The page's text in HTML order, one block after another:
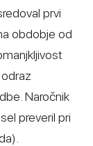
prvi
obdobje od
Naročnik
preveril pri